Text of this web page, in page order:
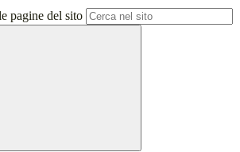
pagine del sito